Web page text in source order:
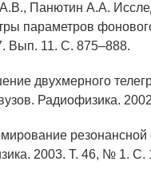
Панютин А.А.
параметров
Вып. 11. С. 875–888.
двухмерного
Радиофизика.
резонансной
2003. Т. 46, № 1. С.